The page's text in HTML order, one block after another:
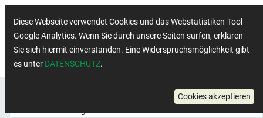
Wichtige Termine aus der
Regiobranche
×
Diese Webseite verwendet Cookies und das Webstatistiken-Tool
Google Analytics. Wenn Sie durch unsere Seiten surfen, erklären
Sie sich hiermit einverstanden. Eine Widerspruchsmöglichkeit gibt
es unter DATENSCHUTZ.
Cookies akzeptieren